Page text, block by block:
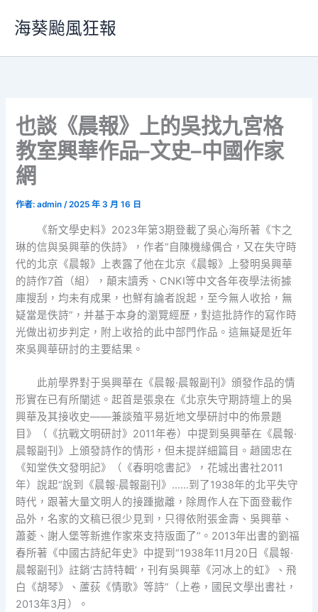
要
海葵颱風狂報
也談《晨報》上的吳找九宮格
教室興華作品–文史–中國作家
網
作者:admin/2025 年 3 月 16 日
《新文學史料》2023年第3期登載了吳心海所著《卞之
琳的信與吳興華的佚詩》，作者“自陳機緣偶合，又在失守時
代的北京《晨報》上表露了他在北京《晨報》上發明吳興華
的詩作7首（組），顛末讀秀、CNKI等中文各年夜學法術據
庫搜刮，均未有成果，也鮮有論者說起，至今無人收拾，無
疑當是佚詩”，并基于本身的瀏覽經歷，對這批詩作的寫作時
光做出初步判定，附上收拾的此中部門作品。這無疑是近年
來吳興華研討的主要結果。
此前學界對于吳興華在《晨報·晨報副刊》頒發作品的情
形實在已有所闡述。起首是張泉在《北京失守期詩壇上的吳
興華及其接收史——兼談殖平易近地文學研討中的佈景題
目》（《抗戰文明研討》2011年卷）中提到吳興華在《晨報·
晨報副刊》上頒發詩作的情形，但未提詳細篇目。趙國忠在
《知堂佚文發明記》（《春明唸書記》，花城出書社2011
年）說起“說到《晨報·晨報副刊》……到了1938年的北平失守
時代，跟著大量文明人的接踵撤離，除周作人在下面登載作
品外，名家的文稿已很少見到，只得依附張金壽、吳興華、
蕭菱、謝人堡等新進作家來支持版面了”。2013年出書的劉福
春所著《中國古詩紀年史》中提到“1938年11月20日《晨報·
晨報副刊》註銷‘古詩特輯’，刊有吳興華《河冰上的虹》、飛
白《胡琴》、蘆荻《情歌》等詩”（上卷，國民文學出書社，
2013年3月）。